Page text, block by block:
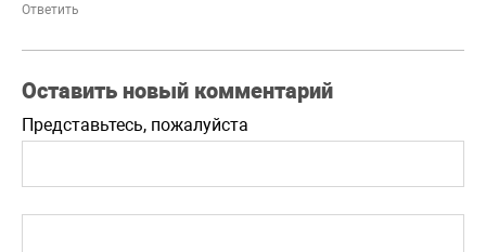
Ответить
Оставить новый комментарий
Представьтесь, пожалуйста